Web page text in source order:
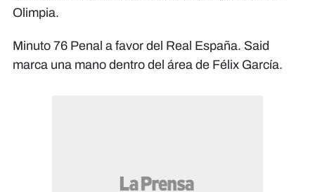
Olimpia.
Minuto 76 Penal a favor del Real España. Said
marca una mano dentro del área de Félix García.